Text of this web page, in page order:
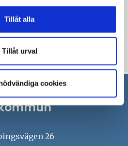
Tillåt alla
Tillåt urval
cookies
- 08:45.
här.
26